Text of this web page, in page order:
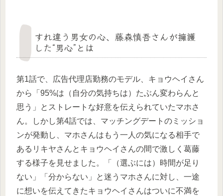
すれ違う男女の心、藤森慎吾さんが擁護
した“男心”とは
第1話で、広告代理店勤務のモデル、キョウヘイさん
から「95%は（自分の気持ちは）たぶん変わらんと
思う」とストレートな好意を伝えられていたマホさ
ん。しかし第4話では、マッチングデートのミッショ
ンが発動し、マホさんはもう一人の気になる相手で
あるリキヤさんとキョウヘイさんの間で激しく葛藤
する様子を見せました。「（選ぶには）時間が足り
ない」「分からない」と迷うマホさんに対し、一途
に想いを伝えてきたキョウヘイさんはついに不満を